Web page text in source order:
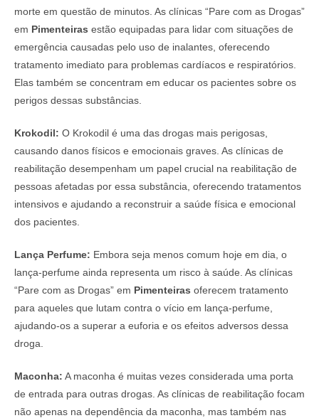
morte em questão de minutos. As clínicas “Pare com as Drogas”
em Pimenteiras estão equipadas para lidar com situações de
emergência causadas pelo uso de inalantes, oferecendo
tratamento imediato para problemas cardíacos e respiratórios.
Elas também se concentram em educar os pacientes sobre os
perigos dessas substâncias.
Krokodil: O Krokodil é uma das drogas mais perigosas,
causando danos físicos e emocionais graves. As clínicas de
reabilitação desempenham um papel crucial na reabilitação de
pessoas afetadas por essa substância, oferecendo tratamentos
intensivos e ajudando a reconstruir a saúde física e emocional
dos pacientes.
Lança Perfume: Embora seja menos comum hoje em dia, o
lança-perfume ainda representa um risco à saúde. As clínicas
“Pare com as Drogas” em Pimenteiras oferecem tratamento
para aqueles que lutam contra o vício em lança-perfume,
ajudando-os a superar a euforia e os efeitos adversos dessa
droga.
Maconha: A maconha é muitas vezes considerada uma porta
de entrada para outras drogas. As clínicas de reabilitação focam
não apenas na dependência da maconha, mas também nas